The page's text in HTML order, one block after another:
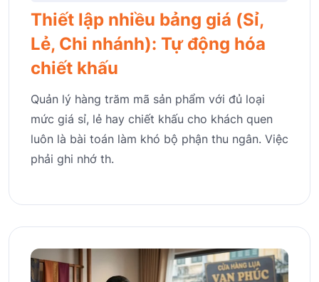
Thiết lập nhiều bảng giá (Sỉ,
Lẻ, Chi nhánh): Tự động hóa
chiết khấu
Quản lý hàng trăm mã sản phẩm với đủ loại
mức giá sỉ, lẻ hay chiết khấu cho khách quen
luôn là bài toán làm khó bộ phận thu ngân. Việc
phải ghi nhớ th.